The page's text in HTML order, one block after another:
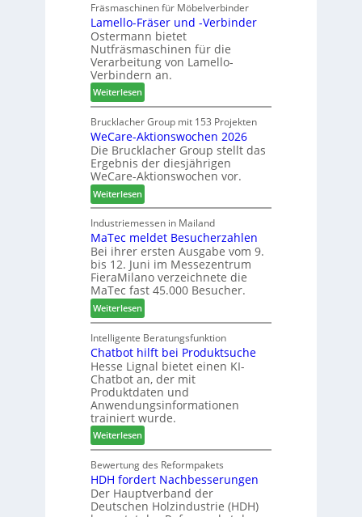
e
i
n
u
e
r
G
e
s
c
h
ä
f
t
s
f
ü
h
r
e
r
u
s
z
e
i
c
h
n
u
n
g
e
n
f
ü
r
P
l
a
n
t
a
g
Fräsmaschinen für Möbelverbinder
Lamello-Fräser und -Verbinder
Ostermann bietet
Nutfräsmaschinen für die
Verarbeitung von Lamello-
Verbindern an.
Weiterlesen:
L
a
m
e
l
l
o
-
F
r
ä
s
e
r
u
n
d
-
V
e
r
b
i
n
e
r
Brucklacher Group mit 153 Projekten
WeCare-Aktionswochen 2026
Die Brucklacher Group stellt das
Ergebnis der diesjährigen
WeCare-Aktionswochen vor.
Weiterlesen:
W
e
C
a
r
e
-
A
k
t
i
o
n
s
w
o
c
h
e
n
2
0
Industriemessen in Mailand
MaTec meldet Besucherzahlen
Bei ihrer ersten Ausgabe vom 9.
bis 12. Juni im Messezentrum
FieraMilano verzeichnete die
MaTec fast 45.000 Besucher.
Weiterlesen:
M
a
T
e
c
m
e
l
d
e
t
B
e
s
Intelligente Beratungsfunktion
Chatbot hilft bei Produktsuche
Hesse Lignal bietet einen KI-
Chatbot an, der mit
Produktdaten und
Anwendungsinformationen
trainiert wurde.
Weiterlesen:
C
h
a
t
b
Bewertung des Reformpakets
HDH fordert Nachbesserungen
Der Hauptverband der
Deutschen Holzindustrie (HDH)